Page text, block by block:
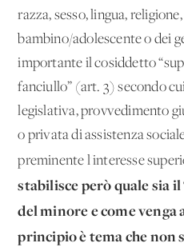
razza, sesso, lingua,
bambino/adolescente o dei
importante il cosiddetto
fanciullo” (art. 3) secondo
legislativa, provvedimento
o privata di assistenza
preminente l'interesse
stabilisce però quale sia
del minore e come venga
principio è tema che non